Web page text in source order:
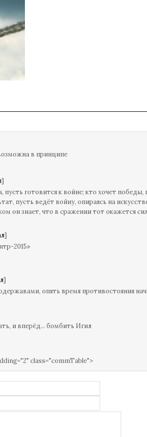
в принципе
]
готовится к войне; кто хочет
пусть ведёт войну, опираясь на
он знает, что в сражении тот окажется
]
2015»
]
опять время противостояния
и вперёд... бомбить Игил
class="commTable">